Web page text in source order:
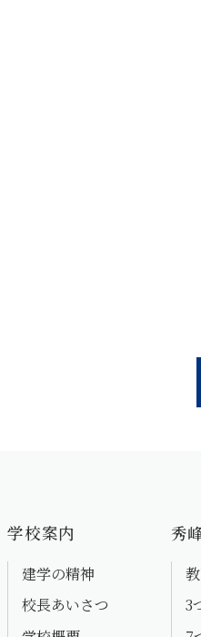
学校案内
建学の精神
校長あいさつ
秀
3